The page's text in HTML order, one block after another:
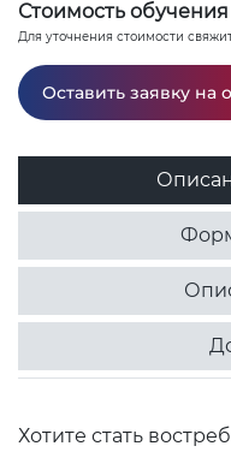
Стоимость обучения
Для уточнения стоимости
Оставить заявку на
Хотите стать